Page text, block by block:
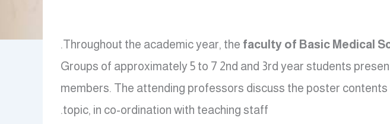
Throughout the academic year, the faculty of Basic Medical
Groups of approximately 5 to 7 2nd and 3rd year students
members. The attending professors discuss the poster
topic, in co-ordination with teaching staff.